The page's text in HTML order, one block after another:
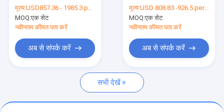
यौगिक फ़ीड सिलाई मशीन
सुई फ़ीड सिलाई मशीन
मूल्य:USD857.36 - 1985.3 per set
MOQ:एक सेट
नवीनतम कीमत पता करें
अब से संपर्क करें
मूल्य:USD 808.83 -926.5 per set
MOQ:एक सेट
नवीनतम कीमत पता करें
अब से संपर्क करें
सभी देखें